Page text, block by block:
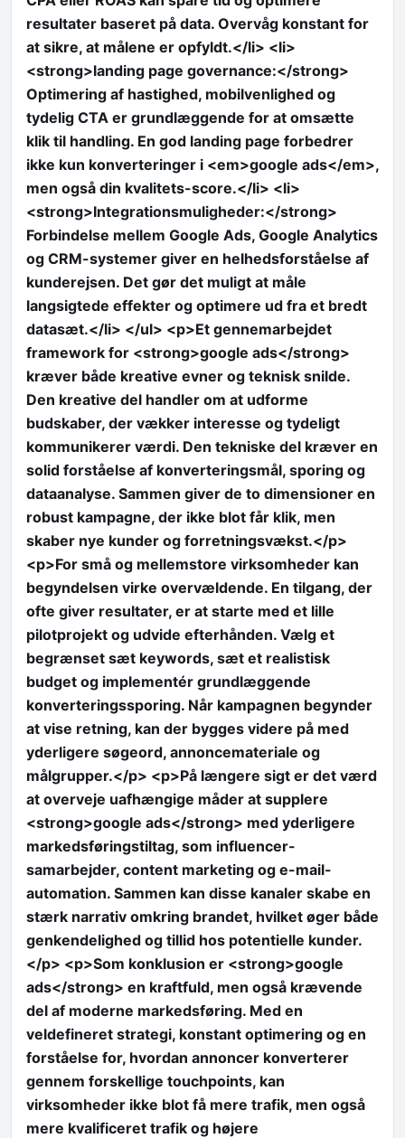
resultater baseret på data. Overvåg konstant for
at sikre, at målene er opfyldt.</li> <li>
<strong>landing page governance:</strong>
Optimering af hastighed, mobilvenlighed og
tydelig CTA er grundlæggende for at omsætte
klik til handling. En god landing page forbedrer
ikke kun konverteringer i <em>google ads</em>,
men også din kvalitets-score.</li> <li>
<strong>Integrationsmuligheder:</strong>
Forbindelse mellem Google Ads, Google Analytics
og CRM-systemer giver en helhedsforståelse af
kunderejsen. Det gør det muligt at måle
langsigtede effekter og optimere ud fra et bredt
datasæt.</li> </ul> <p>Et gennemarbejdet
framework for <strong>google ads</strong>
kræver både kreative evner og teknisk snilde.
Den kreative del handler om at udforme
budskaber, der vækker interesse og tydeligt
kommunikerer værdi. Den tekniske del kræver en
solid forståelse af konverteringsmål, sporing og
dataanalyse. Sammen giver de to dimensioner en
robust kampagne, der ikke blot får klik, men
skaber nye kunder og forretningsvækst.</p>
<p>For små og mellemstore virksomheder kan
begyndelsen virke overvældende. En tilgang, der
ofte giver resultater, er at starte med et lille
pilotprojekt og udvide efterhånden. Vælg et
begrænset sæt keywords, sæt et realistisk
budget og implementér grundlæggende
konverteringssporing. Når kampagnen begynder
at vise retning, kan der bygges videre på med
yderligere søgeord, annoncemateriale og
målgrupper.</p> <p>På længere sigt er det værd
at overveje uafhængige måder at supplere
<strong>google ads</strong> med yderligere
markedsføringstiltag, som influencer-
samarbejder, content marketing og e-mail-
automation. Sammen kan disse kanaler skabe en
stærk narrativ omkring brandet, hvilket øger både
genkendelighed og tillid hos potentielle kunder.
</p> <p>Som konklusion er <strong>google
ads</strong> en kraftfuld, men også krævende
del af moderne markedsføring. Med en
veldefineret strategi, konstant optimering og en
forståelse for, hvordan annoncer konverterer
gennem forskellige touchpoints, kan
virksomheder ikke blot få mere trafik, men også
mere kvalificeret trafik og højere